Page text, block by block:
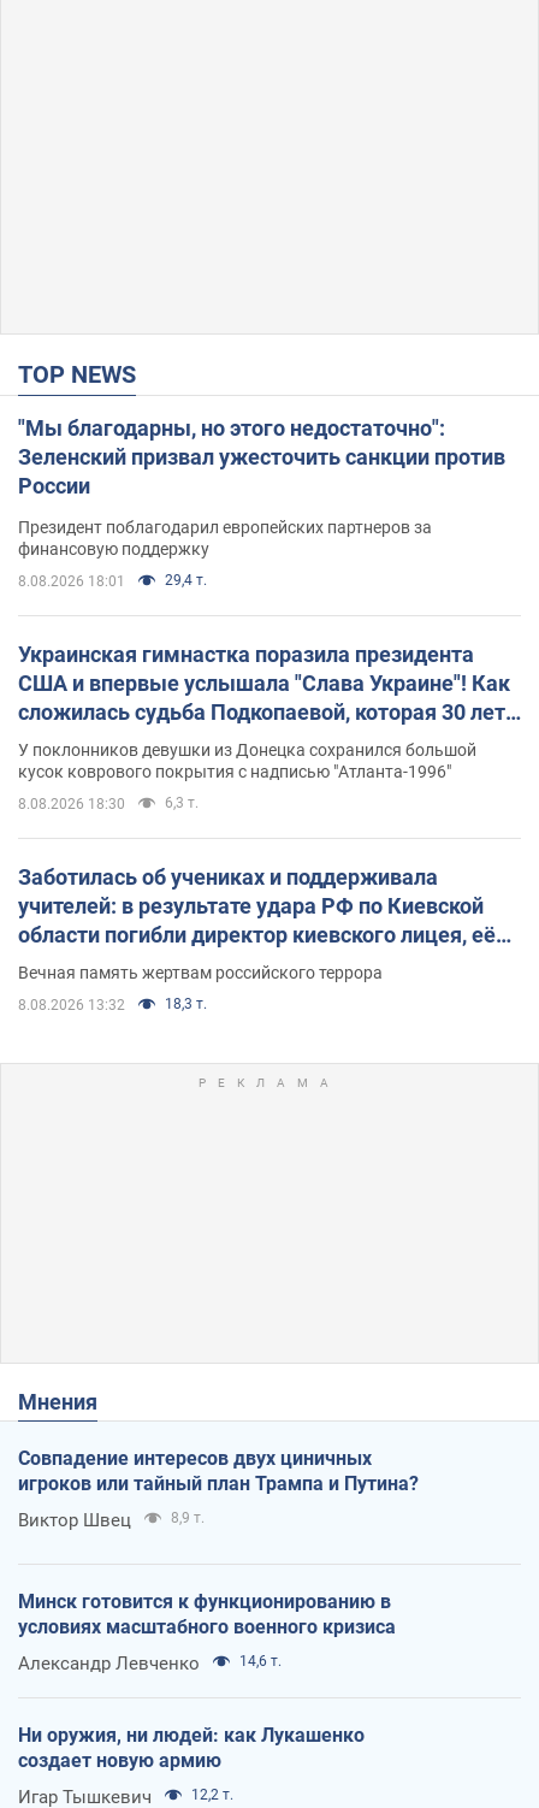
TOP NEWS
"Мы благодарны, но этого недостаточно":
Зеленский призвал ужесточить санкции против
России
Президент поблагодарил европейских партнеров за
финансовую поддержку
8.08.2026 18:01 29,4 т.
Украинская гимнастка поразила президента
США и впервые услышала "Слава Украине"! Как
сложилась судьба Подкопаевой, которая 30 лет
назад завоевала "золото" Олимпиады
У поклонников девушки из Донецка сохранился большой
кусок коврового покрытия с надписью "Атланта-1996"
8.08.2026 18:30 6,3 т.
Заботилась об учениках и поддерживала
учителей: в результате удара РФ по Киевской
области погибли директор киевского лицея, её
муж и внук
Вечная память жертвам российского террора
8.08.2026 13:32 18,3 т.
Мнения
Совпадение интересов двух циничных
игроков или тайный план Трампа и Путина?
Виктор Швец 8,9 т.
Минск готовится к функционированию в
условиях масштабного военного кризиса
Александр Левченко 14,6 т.
Ни оружия, ни людей: как Лукашенко
создает новую армию
Игар Тышкевич 12,2 т.